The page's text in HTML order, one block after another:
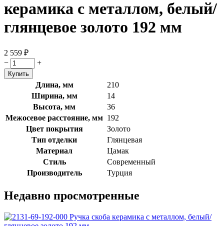
керамика с металлом, белый/
глянцевое золото 192 мм
2 559 ₽
−
+
Длина, мм
210
Ширина, мм
14
Высота, мм
36
Межосевое расстояние, мм 192
Цвет покрытия
Золото
Тип отделки
Глянцевая
Материал
Цамак
Стиль
Современный
Производитель
Турция
Недавно просмотренные